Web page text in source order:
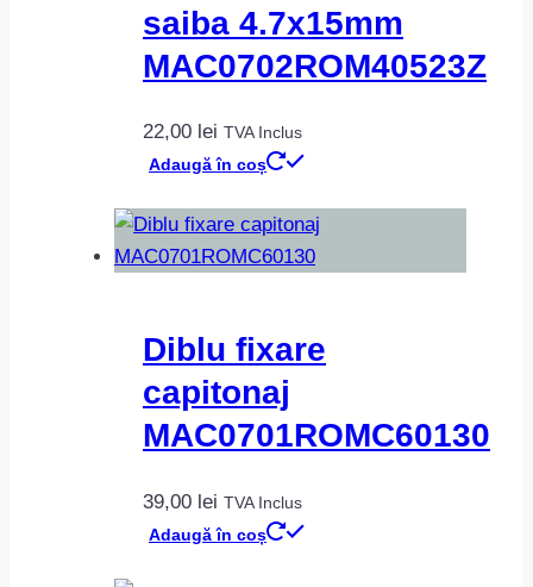
saiba 4.7x15mm
MAC0702ROM40523Z
22,00 lei TVA Inclus
Adaugă în coș
Diblu fixare
capitonaj
MAC0701ROMC60130
39,00 lei TVA Inclus
Adaugă în coș